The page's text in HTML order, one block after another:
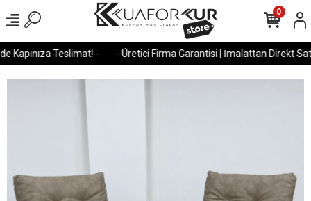
Teslimat! - - Üretici Firma Garantisi | İmalattan Direkt
0